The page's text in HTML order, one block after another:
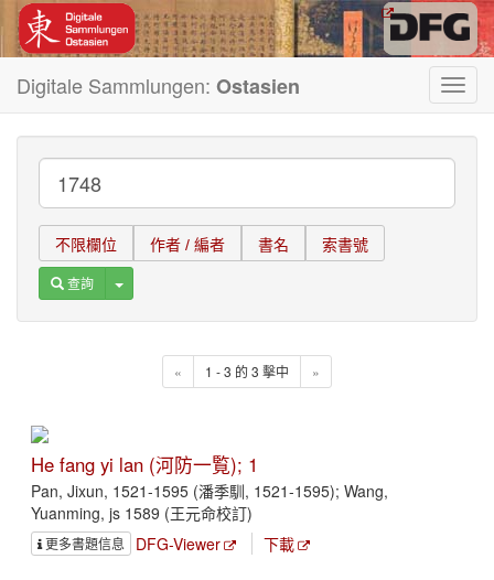
Digitale Sammlungen: Ostasien
不限欄位 作者 / 編者 書名 索書號
查詢 Toggle Dropdown
« 1 - 3 的 3 擊中 »
He fang yi lan (河防一覧); 1
Pan, Jixun, 1521-1595 (潘季馴, 1521-1595); Wang,
Yuanming, js 1589 (王元命校訂)
更多書題信息 DFG-Viewer 下載